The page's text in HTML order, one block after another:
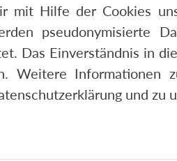
EQ
mit Hilfe der Cookies
pseudonymisierte
Das Einverständnis in
Weitere Informationen
und zu